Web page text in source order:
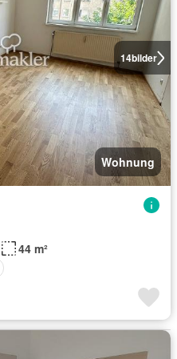
14bilder
Wohnung
44 m²